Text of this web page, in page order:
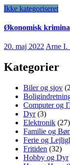
Ikke kategoriseret
Økonomisk
20. maj 2022 Arne I.
Kategorier
Biler og sjov
Computer og
Dyr(3)
Elektronik (27)
Familie og
Ferie og
Fritiden (32)
Hobby og Dyr